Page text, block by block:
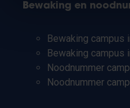
Bewaking en
Bewaking campus
Bewaking campus
Noodnummer
Noodnummer